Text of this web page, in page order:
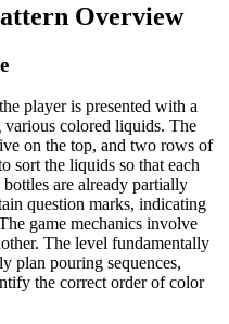
Overview
player is presented with a
colored liquids. The
on the top, and two rows of
sort the liquids so that each
are already partially
question marks, indicating
game mechanics involve
The level fundamentally
plan pouring sequences,
the correct order of color